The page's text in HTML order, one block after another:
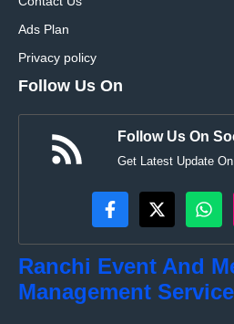
Ads Plan
Privacy policy
Follow Us On
Follow Us On
Get Latest Update
Ranchi Event And
Management